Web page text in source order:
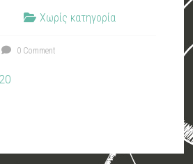
Χωρίς κατηγορία
0 Comment